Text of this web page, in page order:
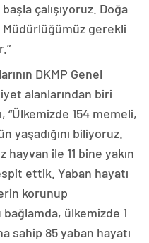
çalışıyoruz. Doğa
Müdürlüğümüz gerekli
DKMP Genel
alanlarından biri
“Ülkemizde 154 memeli,
yaşadığını biliyoruz.
hayvan ile 11 bine yakın
ettik. Yaban hayatı
korunup
ülkemizde 1
sahip 85 yaban hayatı